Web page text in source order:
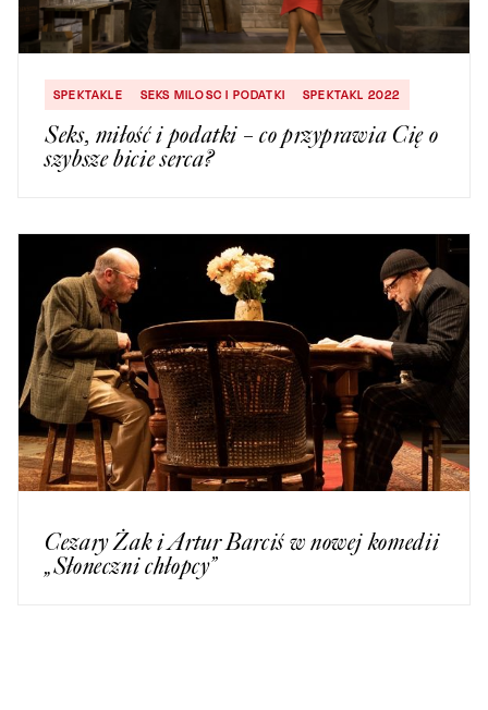
SPEKTAKLE SEKS MILOSC I PODATKI SPEKTAKL 2022
Seks, miłość i podatki – co przyprawia Cię o
szybsze bicie serca?
Cezary Żak i Artur Barciś w nowej komedii
„Słoneczni chłopcy”